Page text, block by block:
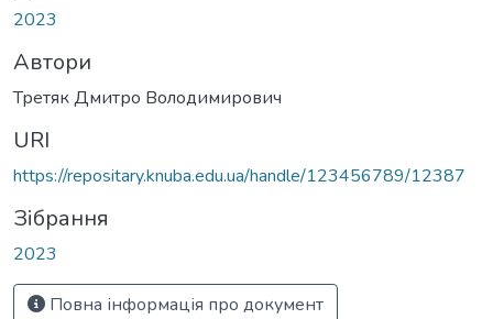
2023
Автори
Третяк Дмитро Володимирович
URI
https://repositary.knuba.edu.ua/handle/123456789/12387
Зібрання
2023
Повна інформація про документ